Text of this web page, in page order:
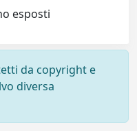
esposti
da copyright e
diversa